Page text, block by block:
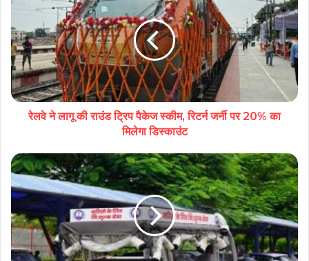
रेलवे ने लागू की राउंड ट्रिप पैकेज स्कीम, रिटर्न जर्नी पर 20% का
मिलेगा डिस्काउंट